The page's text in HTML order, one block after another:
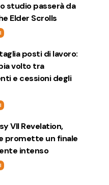
studio passerà da
Elder Scrolls
posti di lavoro:
volto tra
e cessioni degli
VII Revelation,
promette un finale
intenso